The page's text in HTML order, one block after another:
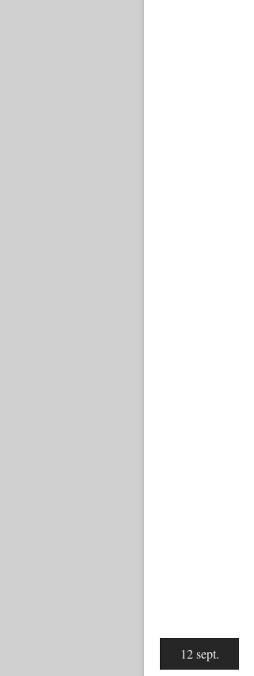
12 sept.